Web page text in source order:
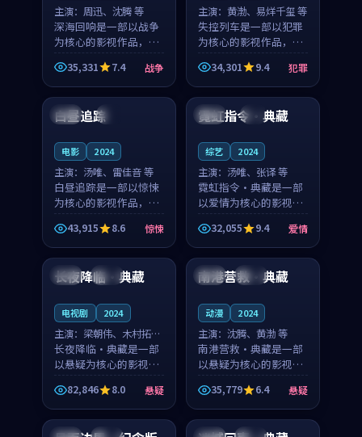
主演： 周迅、沈腾 等
深海回响是一部以战争
为核心的影视作品，围
绕危机、反转与人物成
长展开，整体节奏紧
凑，值得推荐观看。
35,331 7.4 战争
主演： 黄渤、易烊千玺 等
失控列车是一部以犯罪
为核心的影视作品，围
绕危机、反转与人物成
长展开，整体节奏紧
凑，值得推荐观看。
34,301 9.4 犯罪
中国 4K
白昼追踪
电影 2024
主演： 汤唯、雷佳音 等
白昼追踪是一部以惊悚
为核心的影视作品，围
绕危机、反转与人物成
长展开，整体节奏紧
凑，值得推荐观看。
43,915 8.6 惊悚
泰国 4K
霓虹指令·典藏
综艺 2024
主演： 汤唯、张译 等
霓虹指令·典藏是一部
以爱情为核心的影视作
品，围绕危机、反转与
人物成长展开，整体节
奏紧凑，值得推荐观
看。
32,055 9.4 爱情
泰国 杜比
长夜降临·典藏
电视剧 2024
主演： 梁朝伟、木村拓哉
等
长夜降临·典藏是一部
以悬疑为核心的影视作
品，围绕危机、反转与
人物成长展开，整体节
奏紧凑，值得推荐观
看。
82,846 8.0 悬疑
美国 院线
南港营救·典藏
动漫 2024
主演： 沈腾、黄渤 等
南港营救·典藏是一部
以悬疑为核心的影视作
品，围绕危机、反转与
人物成长展开，整体节
奏紧凑，值得推荐观
看。
35,779 6.4 悬疑